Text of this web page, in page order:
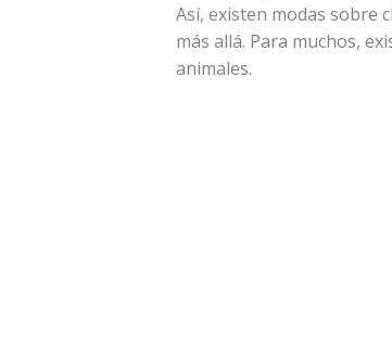
Así, existen modas sobre
más allá. Para muchos,
animales.